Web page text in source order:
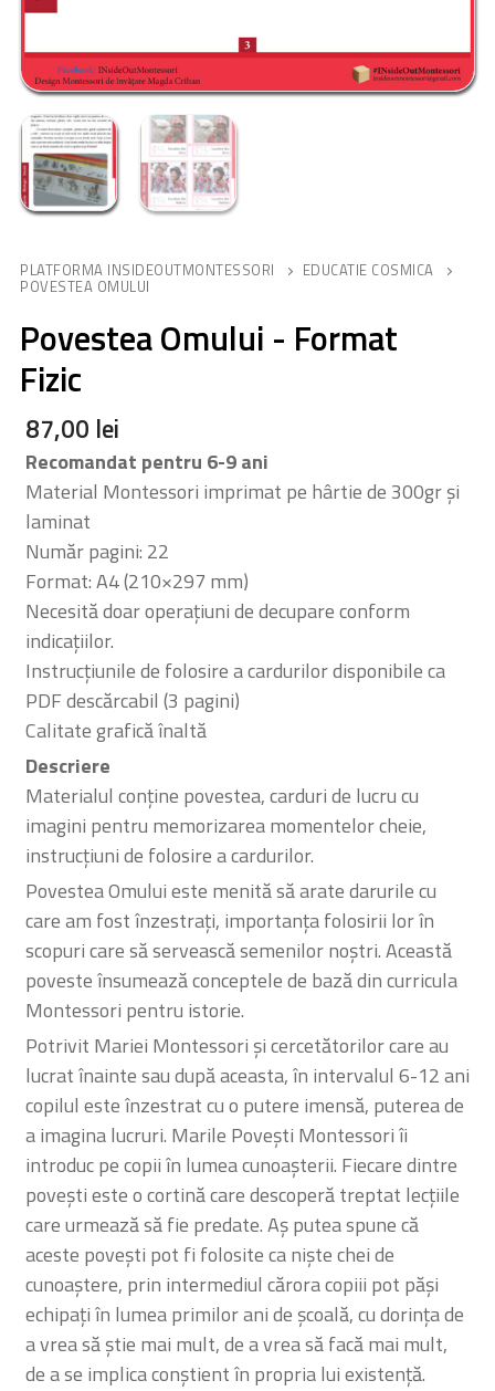
PLATFORMA INSIDEOUTMONTESSORI EDUCATIE COSMICA
POVESTEA OMULUI
Povestea Omului - Format
Fizic
87,00 lei
Recomandat pentru 6-9 ani
Material Montessori imprimat pe hârtie de 300gr și
laminat
Număr pagini: 22
Format: A4 (210×297 mm)
Necesită doar operațiuni de decupare conform
indicațiilor.
Instrucțiunile de folosire a cardurilor disponibile ca
PDF descărcabil (3 pagini)
Calitate grafică înaltă
Descriere
Materialul conține povestea, carduri de lucru cu
imagini pentru memorizarea momentelor cheie,
instrucțiuni de folosire a cardurilor.
Povestea Omului este menită să arate darurile cu
care am fost înzestrați, importanța folosirii lor în
scopuri care să servească semenilor noștri. Această
poveste însumează conceptele de bază din curricula
Montessori pentru istorie.
Potrivit Mariei Montessori și cercetătorilor care au
lucrat înainte sau după aceasta, în intervalul 6-12 ani
copilul este înzestrat cu o putere imensă, puterea de
a imagina lucruri. Marile Povești Montessori îi
introduc pe copii în lumea cunoașterii. Fiecare dintre
povești este o cortină care descoperă treptat lecțiile
care urmează să fie predate. Aș putea spune că
aceste povești pot fi folosite ca niște chei de
cunoaștere, prin intermediul cărora copiii pot păși
echipați în lumea primilor ani de școală, cu dorința de
a vrea să știe mai mult, de a vrea să facă mai mult,
de a se implica conștient în propria lui existență.